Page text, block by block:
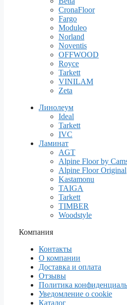
CronaFloor
Fargo
Moduleo
Norland
Noventis
OFFWOOD
Royce
Tarkett
VINILAM
Zeta
Линолеум
Ideal
Tarkett
IVC
Ламинат
AGT
Alpine Floor by
Alpine Floor Original
Kastamonu
TAIGA
Tarkett
TIMBER
Woodstyle
Компания
Контакты
О компании
Доставка и оплата
Отзывы
Политика
Уведомление о cookie
Каталог